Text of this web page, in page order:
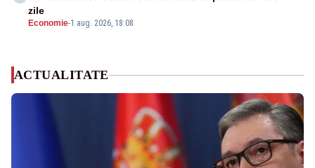
Economie-1 aug. 2026, 18:08
zile
ACTUALITATE